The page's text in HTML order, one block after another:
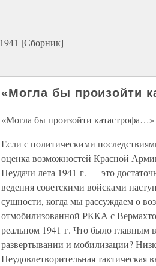
[Сборник]
«Могла бы произойти
«Могла бы произойти катастрофа…»
Если с политическими
оценка возможностей Красной
Неудачи лета 1941 г. — это
ведения советскими войсками
сущности, когда мы рассуждаем о
отмобилизованной РККА с
реальном 1941 г. Что было главным
развертывании и мобилизации?
Неудовлетворительная